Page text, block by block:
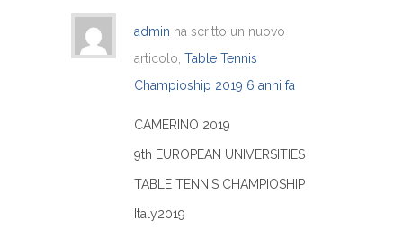
admin ha scritto un nuovo
articolo, Table Tennis
Champioship 2019 6 anni fa
CAMERINO 2019
9th EUROPEAN UNIVERSITIES
TABLE TENNIS CHAMPIOSHIP
Italy2019